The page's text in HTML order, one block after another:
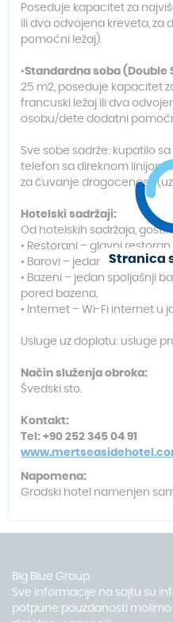
Poseduje kapacitet za
ili dva odvojena kreveta,
pomoćni ležaj).
•Standardna soba (Double
25 m2, poseduje kapacitet
francuski ležaj ili dva
osobu/dete dodatni
Sve sobe sadrže: kupatilo
telefon sa direknom linijom,
za čuvanje dragocenosti
Hotelski sadržaji:
Od hotelskih sadržaja,
• Restorani – glavni restoran,
• Barovi – jedan bar,
• Bazeni – jedan spoljašnji
pored bazena,
• Internet – Wi-Fi internet u
Usluge uz doplatu: usluge
Način služenja obroka:
Švedski sto.
Kontakt:
Tel: +90 252 345 04 91
Napomena:
Gradski hotel namenjen
Big Blue Group
Sve informacije na sajtu su
potpune pouzdanosti
Stranica